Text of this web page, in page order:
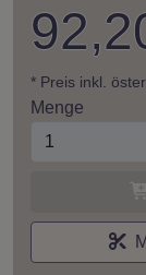
* Preis inkl.
Menge